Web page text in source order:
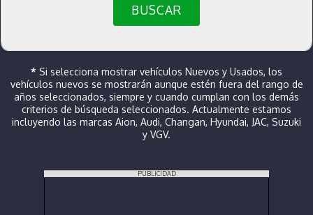
BUSCAR
* Si selecciona mostrar vehículos Nuevos y Usados, los
vehículos nuevos se mostrarán aunque estén fuera del rango de
años seleccionados, siempre y cuando cumplan con los demás
criterios de búsqueda seleccionados. Actualmente estamos
incluyendo las marcas Aion, Audi, Changan, Hyundai, JAC, Suzuki
y VGV.
PUBLICIDAD